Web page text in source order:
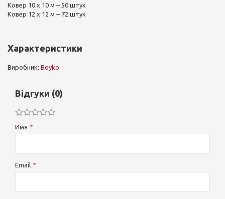
Ковер 10 х 10 м – 50 штук
Ковер 12 х 12 м – 72 штук
Характеристики
Виробник: Boyko
Відгуки (0)
Имя
Email